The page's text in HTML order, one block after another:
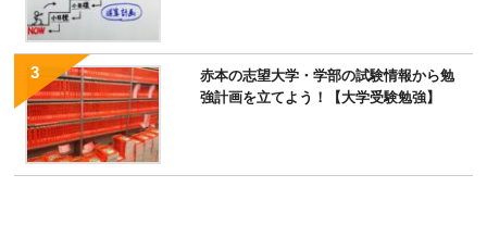
赤本の志望大学・学部の試験情報から勉
強計画を立てよう！【大学受験勉強】